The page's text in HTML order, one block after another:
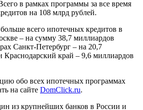
в рамках программы за все время
на 108 млрд рублей.
всего ипотечных кредитов в
– на сумму 38,7 миллиардов
Санкт-Петербург – на 20,7
Краснодарский край – 9,6 миллиардов
обо всех ипотечных программах
на сайте DomClick.ru.
из крупнейших банков в России и